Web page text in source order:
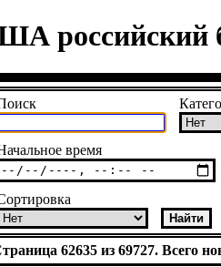
российский
время
62635 из 69727. Всего